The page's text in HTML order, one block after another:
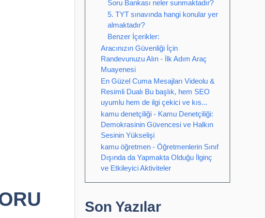
Soru Bankası neler sunmaktadır?
5. TYT sınavında hangi konular yer
almaktadır?
Benzer İçerikler:
Aracınızın Güvenliği İçin
Randevunuzu Alın - İlk Adım Araç
Muayenesi
En Güzel Cuma Mesajları Videolu &
Resimli Dualı Bu başlık, hem SEO
uyumlu hem de ilgi çekici ve kıs...
kamu denetçiliği - Kamu Denetçiliği:
Demokrasinin Güvencesi ve Halkın
Sesinin Yükselişi
kamu öğretmen - Öğretmenlerin Sınıf
Dışında da Yapmakta Olduğu İlginç
ve Etkileyici Aktiviteler
Son Yazılar